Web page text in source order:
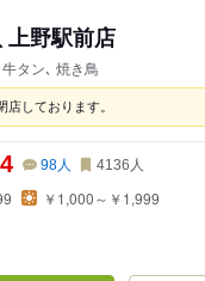
野駅前店
タン､ 焼き鳥
店しております。
98人 4136 人
￥1,000～￥1,999